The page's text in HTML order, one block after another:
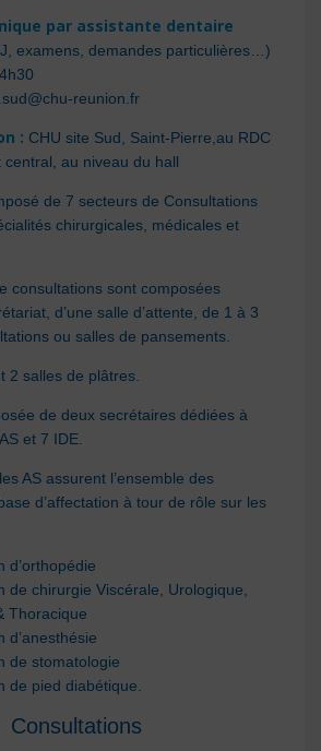
par assistante dentaire
examens, demandes particulières…)
reunion.fr
: CHU site Sud, Saint-Pierre,au RDC
central, au niveau du hall
de 7 secteurs de Consultations
chirurgicales, médicales et
consultations sont composées
d’une salle d’attente, de 1 à 3
ou salles de pansements.
2 salles de plâtres.
de deux secrétaires dédiées à
et 7 IDE.
AS assurent l’ensemble des
d’affectation à tour de rôle sur les
d’orthopédie
de chirurgie Viscérale, Urologique,
Thoracique
d’anesthésie
de stomatologie
de pied diabétique.
Consultations